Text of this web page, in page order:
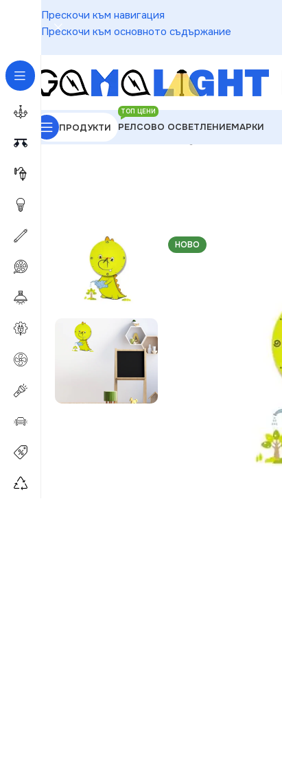
Прескочи към навигация
Прескочи към основното съдържание
ПРОДУКТИ РЕЛСОВО ОСВЕТЛЕНИЕ
ТОП ЦЕНИ
МАРКИ
GAMALIGHT»
НОВО